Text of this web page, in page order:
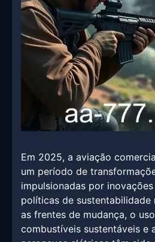
Em 2025, a aviação
um período de
impulsionadas por
políticas de sustentabilidade
as frentes de mudança, o
combustíveis sustentáveis e